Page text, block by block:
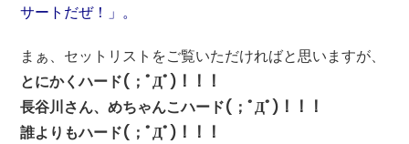
サートだぜ！」。
まぁ、セットリストをご覧いただければと思いますが、
とにかくハード(；ﾟДﾟ)！！！
長谷川さん、めちゃんこハード(；ﾟДﾟ)！！！
誰よりもハード(；ﾟДﾟ)！！！